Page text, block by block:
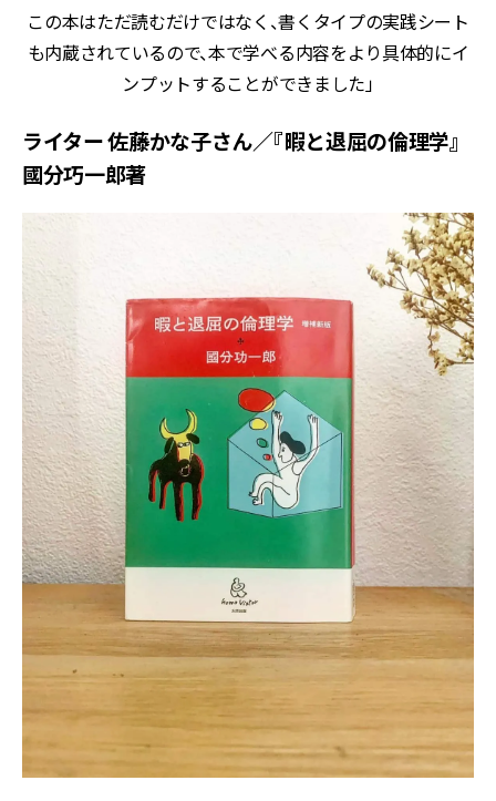
この本はただ読むだけではなく、書くタイプの実践シート
も内蔵されているので、本で学べる内容をより具体的にイ
ンプットすることができました」
ライター 佐藤かな子さん／『暇と退屈の倫理学』
國分巧一郎著